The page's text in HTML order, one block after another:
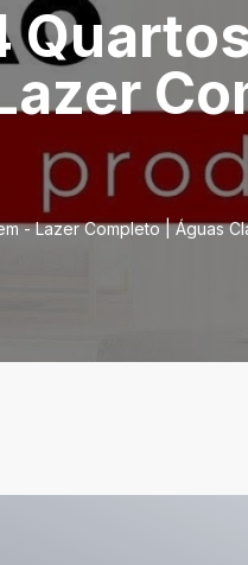
- Lazer Completo | Águas